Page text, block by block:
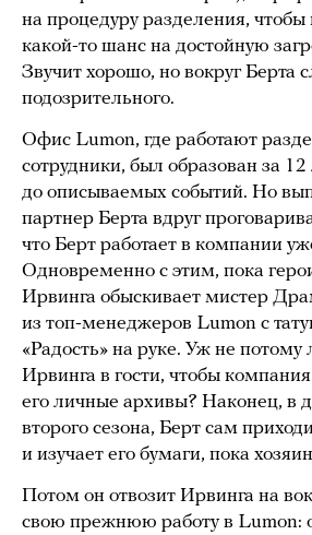
на процедуру разделения, чтобы
какой-то шанс на достойную
Звучит хорошо, но вокруг Берта
подозрительного.
Офис Lumon, где работают
сотрудники, был образован за 12
до описываемых событий. Но
партнер Берта вдруг
что Берт работает в компании
Одновременно с этим, пока
Ирвинга обыскивает мистер
из топ-менеджеров Lumоn с
«Радость» на руке. Уж не потому
Ирвинга в гости, чтобы
его личные архивы? Наконец, в
второго сезона, Берт сам
и изучает его бумаги, пока
Потом он отвозит Ирвинга на
свою прежнюю работу в Lumon: